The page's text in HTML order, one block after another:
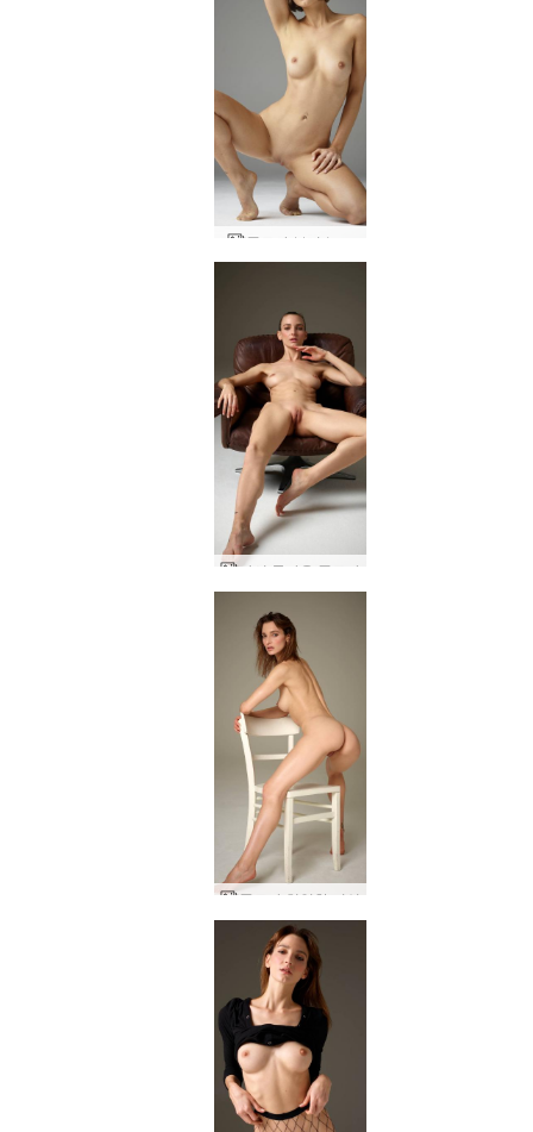
플로라 뷰티 누드
다시 돌아온 플로라
플로라 치열한 여성